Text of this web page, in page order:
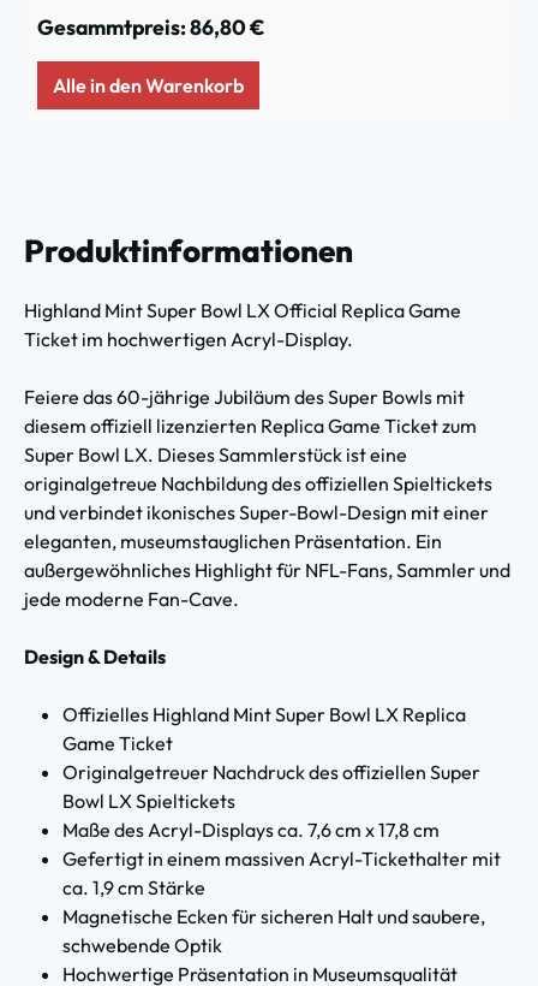
Gesammtpreis:86,80 €
Alle in den Warenkorb
Produktinformationen
Highland Mint Super Bowl LX Official Replica Game
Ticket im hochwertigen Acryl-Display.
Feiere das 60-jährige Jubiläum des Super Bowls mit
diesem offiziell lizenzierten Replica Game Ticket zum
Super Bowl LX. Dieses Sammlerstück ist eine
originalgetreue Nachbildung des offiziellen Spieltickets
und verbindet ikonisches Super-Bowl-Design mit einer
eleganten, museumstauglichen Präsentation. Ein
außergewöhnliches Highlight für NFL-Fans, Sammler und
jede moderne Fan-Cave.
Design & Details
Offizielles Highland Mint Super Bowl LX Replica
Game Ticket
Originalgetreuer Nachdruck des offiziellen Super
Bowl LX Spieltickets
Maße des Acryl-Displays ca. 7,6 cm x 17,8 cm
Gefertigt in einem massiven Acryl-Tickethalter mit
ca. 1,9 cm Stärke
Magnetische Ecken für sicheren Halt und saubere,
schwebende Optik
Hochwertige Präsentation in Museumsqualität